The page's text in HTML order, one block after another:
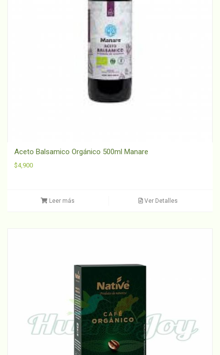
Aceto Balsamico Orgánico 500ml Manare
$4,900
Leer más Ver Detalles